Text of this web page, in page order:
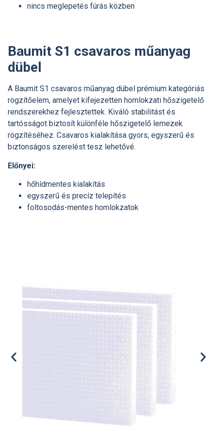
nincs meglepetés fúrás közben
Baumit S1 csavaros műanyag
dübel
A Baumit S1 csavaros műanyag dübel prémium kategóriás
rögzítőelem, amelyet kifejezetten homlokzati hőszigetelő
rendszerekhez fejlesztettek. Kiváló stabilitást és
tartósságot biztosít különféle hőszigetelő lemezek
rögzítéséhez. Csavaros kialakítása gyors, egyszerű és
biztonságos szerelést tesz lehetővé.
Előnyei:
hőhídmentes kialakítás
egyszerű és precíz telepítés
foltosodás-mentes homlokzatok